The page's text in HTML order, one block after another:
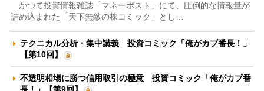
かつて投資情報雑誌「マネーポスト」にて、圧倒的な情報量が
詰め込まれた「天下無敵の株コミック」とし…
テクニカル分析・集中講義 投資コミック「俺がカブ番長！」
【第10回】
不透明相場に勝つ信用取引の極意 投資コミック「俺がカブ番